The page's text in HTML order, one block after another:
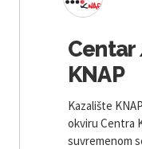
KNAP
Kazalište
okviru Centra
suvremenom